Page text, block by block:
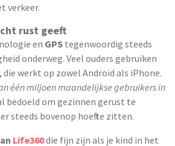
verkeer.
rust geeft
en GPS tegenwoordig steeds
onderweg. Veel ouders gebruiken
, die werkt op zowel Android als iPhone.
één miljoen maandelijkse gebruikers in
bedoeld om gezinnen gerust te
steeds bovenop hoeft te zitten.
Life360die fijn zijn als je kind in het